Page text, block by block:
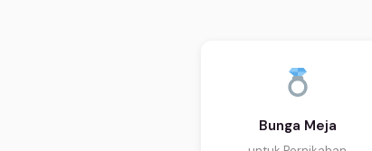
Bunga Meja